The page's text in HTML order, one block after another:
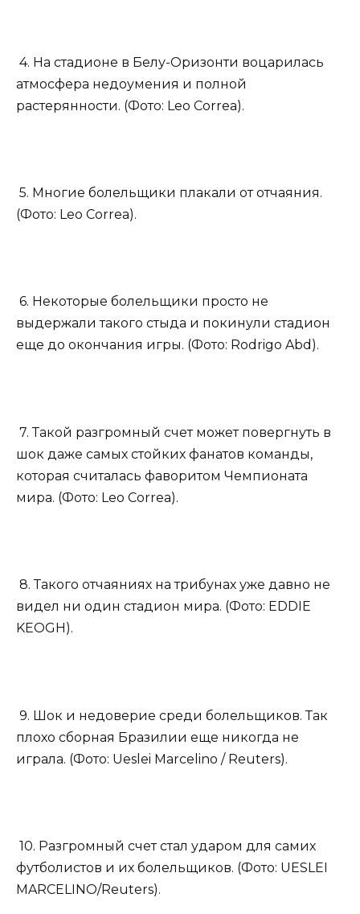
4. На стадионе в Белу-Оризонти воцарилась
атмосфера недоумения и полной
растерянности. (Фото: Leo Correa).
5. Многие болельщики плакали от отчаяния.
(Фото: Leo Correa).
6. Некоторые болельщики просто не
выдержали такого стыда и покинули стадион
еще до окончания игры. (Фото: Rodrigo Abd).
7. Такой разгромный счет может повергнуть в
шок даже самых стойких фанатов команды,
которая считалась фаворитом Чемпионата
мира. (Фото: Leo Correa).
8. Такого отчаяниях на трибунах уже давно не
видел ни один стадион мира. (Фото: EDDIE
KEOGH).
9. Шок и недоверие среди болельщиков. Так
плохо сборная Бразилии еще никогда не
играла. (Фото: Ueslei Marcelino / Reuters).
10. Разгромный счет стал ударом для самих
футболистов и их болельщиков. (Фото: UESLEI
MARCELINO/Reuters).